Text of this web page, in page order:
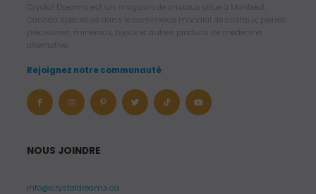
Crystal Dreams est un magasin de cristaux situé à Montréal,
Canada spécialisé dans le commerce mondial de cristaux, pierres
précieuses, minéraux, bijoux et autres produits de médecine
alternative.
Rejoignez notre communauté
NOUS JOINDRE
info@crystaldreams.ca